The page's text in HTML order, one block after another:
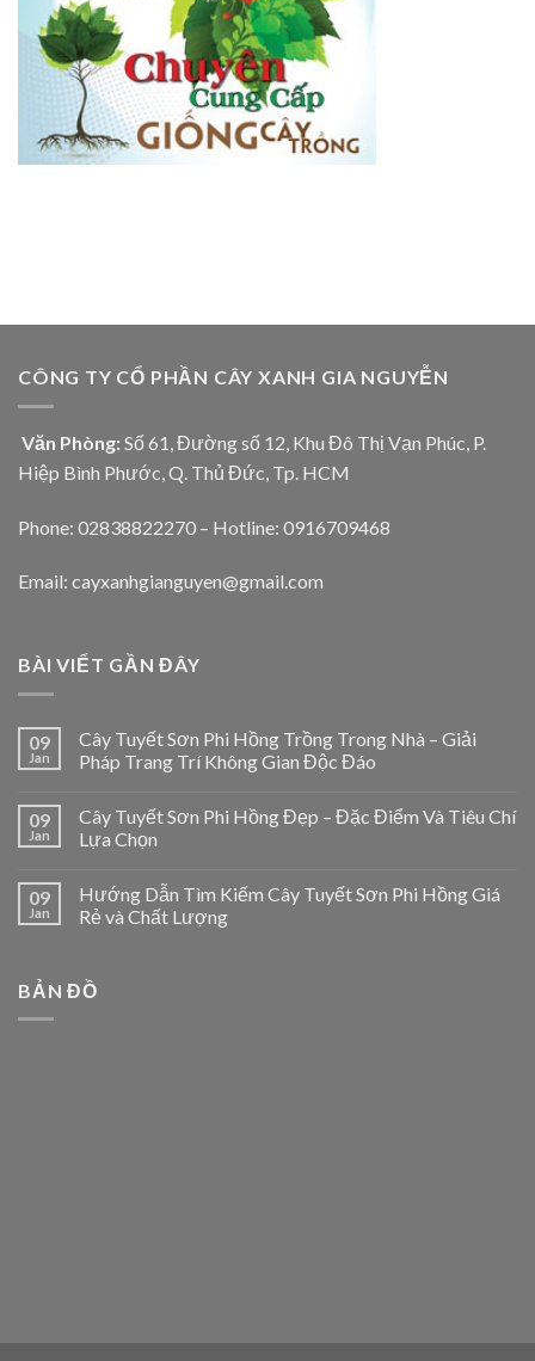
CÔNG TY CỔ PHẦN CÂY XANH GIA NGUYỄN
Văn Phòng: Số 61, Đường số 12, Khu Đô Thị Vạn Phúc, P.
Hiệp Bình Phước, Q. Thủ Đức, Tp. HCM
Phone: 02838822270 – Hotline: 0916709468
Email: cayxanhgianguyen@gmail.com
BÀI VIẾT GẦN ĐÂY
09
Jan
Cây Tuyết Sơn Phi Hồng Trồng Trong Nhà – Giải
Pháp Trang Trí Không Gian Độc Đáo
09
Jan
Cây Tuyết Sơn Phi Hồng Đẹp – Đặc Điểm Và Tiêu Chí
Lựa Chọn
09
Jan
Hướng Dẫn Tìm Kiếm Cây Tuyết Sơn Phi Hồng Giá
Rẻ và Chất Lượng
BẢN ĐỒ